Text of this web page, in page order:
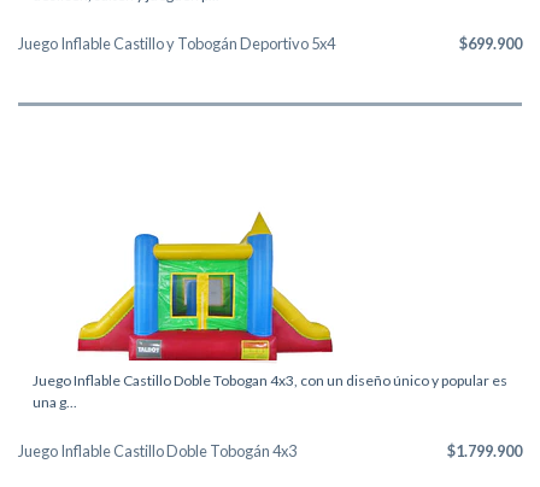
Juego Inflable Castillo y Tobogán Deportivo 5x4 $699.900
Juego Inflable Castillo Doble Tobogan 4x3, con un diseño único y popular es
una g...
Juego Inflable Castillo Doble Tobogán 4x3 $1.799.900